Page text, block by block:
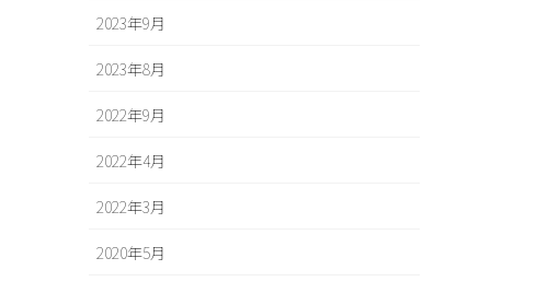
2023年9月
2023年8月
2022年9月
2022年4月
2022年3月
2020年5月